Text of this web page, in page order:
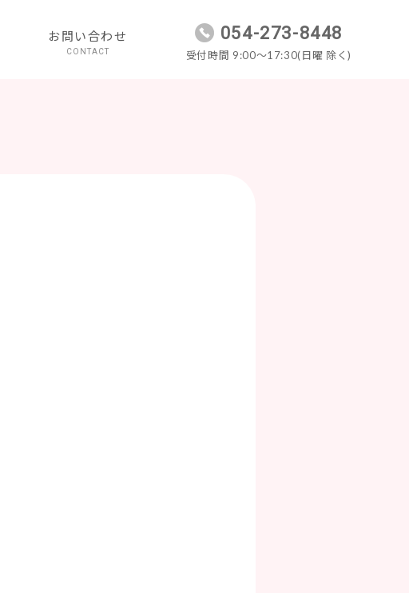
お問い合わせ
CONTACT
054-273-8448
受付時間 9:00～17:30(日曜 除く)